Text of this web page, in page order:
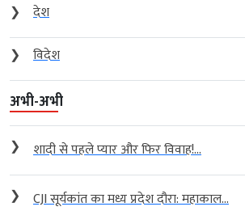
❯
देश
❯
विदेश
अभी-अभी
❯ शादी से पहले प्यार और फिर विवाह!...
❯ CJI सूर्यकांत का मध्य प्रदेश दौरा: महाकाल...